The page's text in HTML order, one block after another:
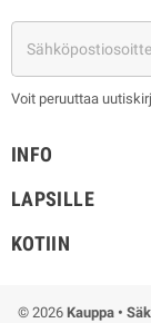
Voit peruuttaa
INFO
LAPSILLE
KOTIIN
© 2026 Kauppa •